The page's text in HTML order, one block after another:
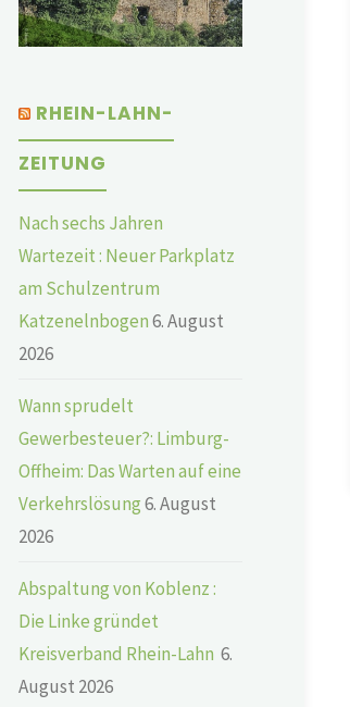
RHEIN-LAHN-
ZEITUNG
Nach sechs Jahren
Wartezeit : Neuer Parkplatz
am Schulzentrum
Katzenelnbogen6. August
2026
Wann sprudelt
Gewerbesteuer?: Limburg-
Offheim: Das Warten auf eine
Verkehrslösung6. August
2026
Abspaltung von Koblenz :
Die Linke gründet
Kreisverband Rhein-Lahn 6.
August 2026